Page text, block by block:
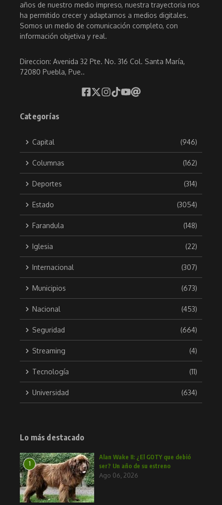
años de nuestro medio impreso, nuestra trayectoria nos
ha permitido crecer y adaptarnos a medios digitales.
Somos un medio de comunicación completo, con
información objetiva y real.
Direccion: Avenida 32 Pte. No. 316 Col. Santa María,
72080 Puebla, Pue..
Categorías
Capital (946)
Columnas (162)
Deportes (314)
Estado (3054)
Farandula (148)
Iglesia (22)
Internacional (307)
Municipios (673)
Nacional (453)
Seguridad (664)
Streaming (4)
Tecnología (11)
Universidad (634)
Lo más destacado
1
Alan Wake II: ¿El GOTY que debió
ser? Un año de su estreno
Ago 06, 2026